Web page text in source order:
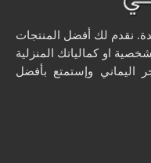
نقدم لك أفضل المنتجات
او كمالياتك المنزلية
وإستمتع بأفضل